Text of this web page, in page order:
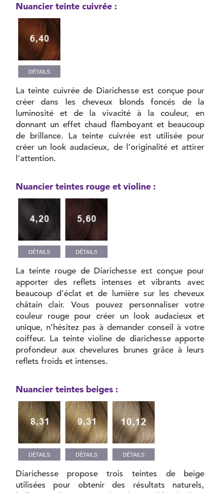
Nuancier teinte cuivrée :
DÉTAILS
La teinte cuivrée de Diarichesse est conçue pour
créer dans les cheveux blonds foncés de la
luminosité et de la vivacité à la couleur, en
donnant un effet chaud flamboyant et beaucoup
de brillance. La teinte cuivrée est utilisée pour
créer un look audacieux, de l’originalité et attirer
l’attention.
Nuancier teintes rouge et violine :
DÉTAILS DÉTAILS
La teinte rouge de Diarichesse est conçue pour
apporter des reflets intenses et vibrants avec
beaucoup d’éclat et de lumière sur les cheveux
châtain clair. Vous pouvez personnaliser votre
couleur rouge pour créer un look audacieux et
unique, n’hésitez pas à demander conseil à votre
coiffeur. La teinte violine de diarichesse apporte
profondeur aux chevelures brunes grâce à leurs
reflets froids et intenses.
Nuancier teintes beiges :
DÉTAILS DÉTAILS DÉTAILS
Diarichesse propose trois teintes de beige
utilisées pour obtenir des résultats naturels,